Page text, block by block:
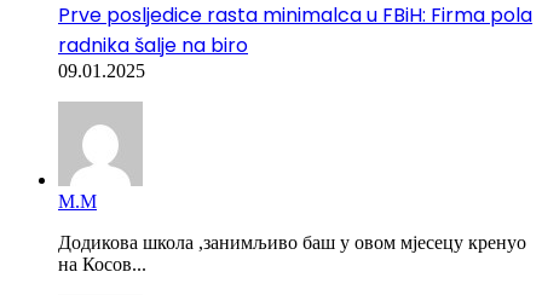
Prve posljedice rasta minimalca u FBiH: Firma pola
radnika šalje na biro
09.01.2025
М.М
Додикова школа ,занимљиво баш у овом мјесецу кренуо
на Косов...